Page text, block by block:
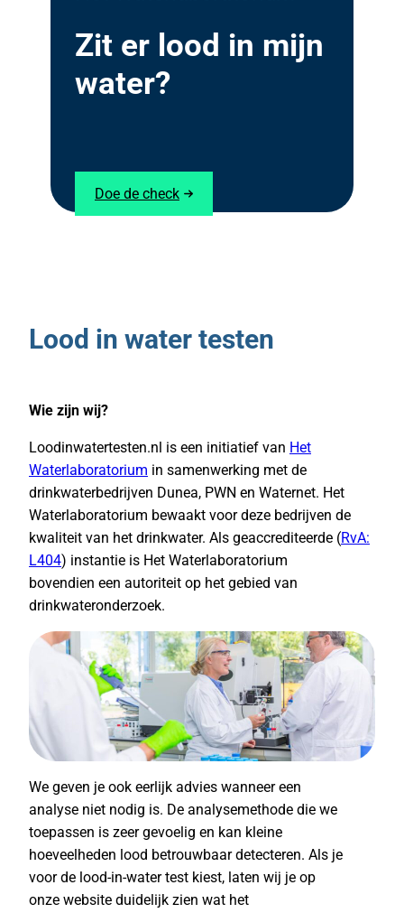
Zit er lood in mijn
water?
Doe de check
Lood in water testen
Wie zijn wij?
Loodinwatertesten.nl is een initiatief van Het
Waterlaboratorium in samenwerking met de
drinkwaterbedrijven Dunea, PWN en Waternet. Het
Waterlaboratorium bewaakt voor deze bedrijven de
kwaliteit van het drinkwater. Als geaccrediteerde (RvA:
L404) instantie is Het Waterlaboratorium
bovendien een autoriteit op het gebied van
drinkwateronderzoek.
We geven je ook eerlijk advies wanneer een
analyse niet nodig is. De analysemethode die we
toepassen is zeer gevoelig en kan kleine
hoeveelheden lood betrouwbaar detecteren. Als je
voor de lood-in-water test kiest, laten wij je op
onze website duidelijk zien wat het